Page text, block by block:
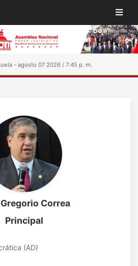
- agosto 07 2026 / 7:45 p. m.
Correa
Principal
(AD)